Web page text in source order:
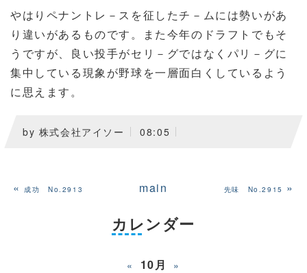
やはりペナントレ－スを征したチ－ムには勢いがあ
り違いがあるものです。また今年のドラフトでもそ
うですが、良い投手がセリ－グではなくパリ－グに
集中している現象が野球を一層面白くしているよう
に思えます。
by 株式会社アイソー 08:05
« 成功 No.2913 main 先味 No.2915 »
カレンダー
« 10月 »